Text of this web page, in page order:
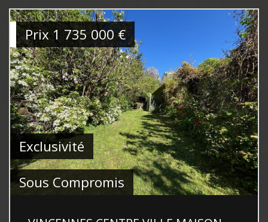
Sous Compromis
Exclusivité
Prix1 735 000€